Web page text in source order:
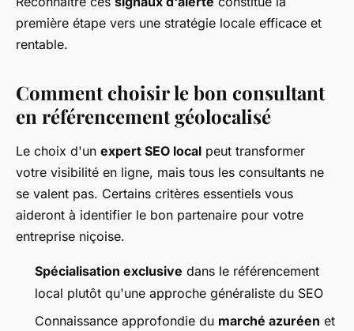
première étape vers une stratégie locale efficace et
rentable.
Comment choisir le bon consultant
en référencement géolocalisé
Le choix d'un expert SEO local peut transformer
votre visibilité en ligne, mais tous les consultants ne
se valent pas. Certains critères essentiels vous
aideront à identifier le bon partenaire pour votre
entreprise niçoise.
Spécialisation exclusive dans le référencement
local plutôt qu'une approche généraliste du SEO
Connaissance approfondie du marché azuréen et